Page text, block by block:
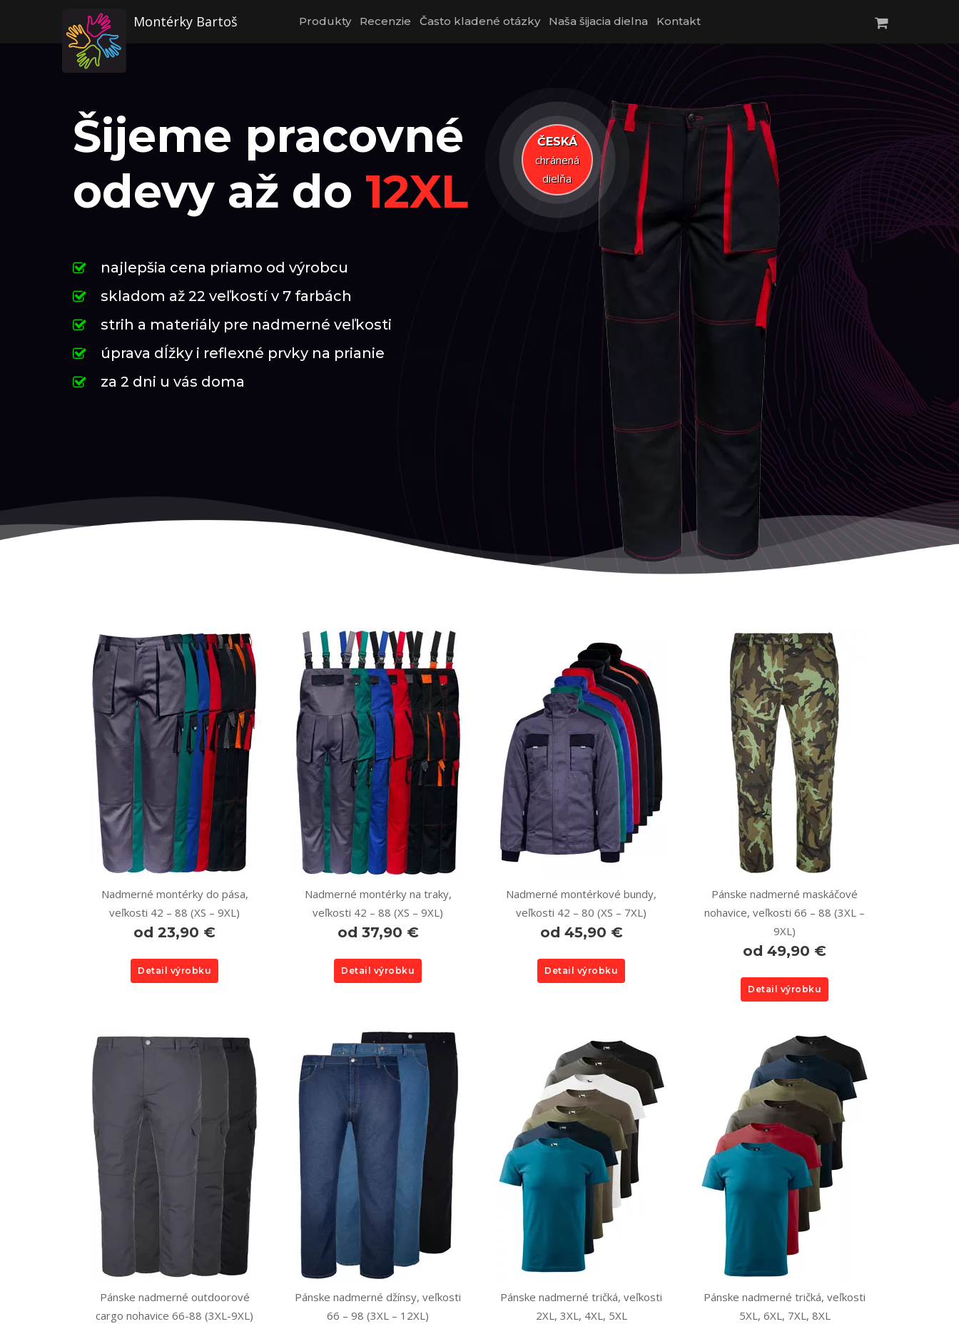
Montérky Bartoš Produkty Recenzie Často kladené otázky Naša šijacia dielna Kontakt
Šijeme pracovné
odevy až do 12XL
najlepšia cena priamo od výrobcu
skladom až 22 veľkostí v 7 farbách
strih a materiály pre nadmerné veľkosti
úprava dĺžky i reflexné prvky na prianie
za 2 dni u vás doma
ČESKÁ
chránená
dielňa
Nadmerné montérky do pása,
veľkosti 42 – 88 (XS – 9XL)
od 23,90 €
Detail výrobku
Nadmerné montérky na traky,
veľkosti 42 – 88 (XS – 9XL)
od 37,90 €
Detail výrobku
Nadmerné montérkové bundy,
veľkosti 42 – 80 (XS – 7XL)
od 45,90 €
Detail výrobku
Pánske nadmerné maskáčové
nohavice, veľkosti 66 – 88 (3XL –
9XL)
od 49,90 €
Detail výrobku
Pánske nadmerné outdoorové
cargo nohavice 66-88 (3XL-9XL)
Pánske nadmerné džínsy, veľkosti
66 – 98 (3XL – 12XL)
Pánske nadmerné tričká, veľkosti
2XL, 3XL, 4XL, 5XL
Pánske nadmerné tričká, veľkosti
5XL, 6XL, 7XL, 8XL